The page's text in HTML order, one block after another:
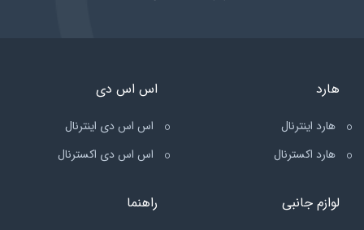
هارد
هارد اینترنال
هارد اکسترنال
اس اس دی
اس اس دی اینترنال
اس اس دی اکسترنال
لوازم جانبی راهنما